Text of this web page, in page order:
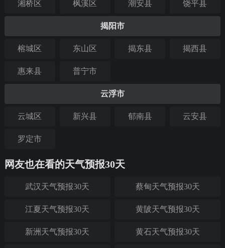
湘桥区 枫溪区 潮安县 饶平县
揭阳市
榕城区 东山区 揭东县 揭西县
惠来县 普宁市
云浮市
云城区 新兴县 郁南县 云安县
罗定市
网友也在看的天气预报30天
武汉天气预报30天 蔡甸天气预报30天
江夏天气预报30天 黄陂天气预报30天
新洲天气预报30天 黄石天气预报30天